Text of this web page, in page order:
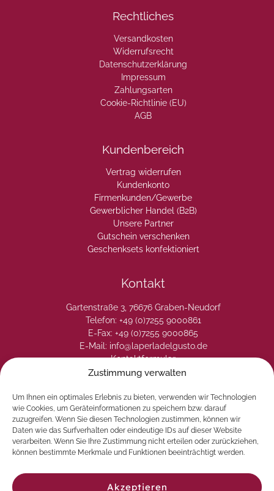
Zustimmung verwalten
Um Ihnen ein optimales Erlebnis zu bieten, verwenden wir Technologien
wie Cookies, um Geräteinformationen zu speichern bzw. darauf
zuzugreifen. Wenn Sie diesen Technologien zustimmen, können wir
Daten wie das Surfverhalten oder eindeutige IDs auf dieser Website
verarbeiten. Wenn Sie Ihre Zustimmung nicht erteilen oder zurückziehen,
können bestimmte Merkmale und Funktionen beeinträchtigt werden.
Akzeptieren
Rechtliches
Versandkosten
Widerrufsrecht
Datenschutzerklärung
Impressum
Zahlungsarten
Cookie-Richtlinie (EU)
AGB
Kundenbereich
Vertrag widerrufen
Kundenkonto
Firmenkunden/Gewerbe
Gewerblicher Handel (B2B)
Unsere Partner
Gutschein verschenken
Geschenksets konfektioniert
Kontakt
Gartenstraße 3, 76676 Graben-Neudorf
Telefon: +49 (0)7255 9000861
E-Fax: +49 (0)7255 9000865
E-Mail: info@laperladelgusto.de
Kontaktformular